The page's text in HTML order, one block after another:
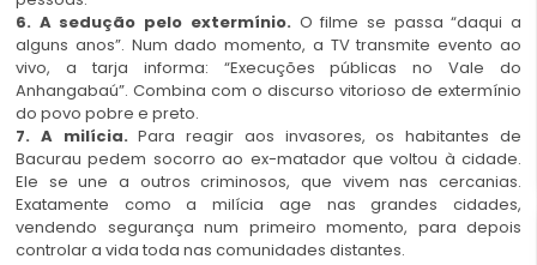
6. A sedução pelo extermínio. O filme se passa “daqui a
alguns anos”. Num dado momento, a TV transmite evento ao
vivo, a tarja informa: “Execuções públicas no Vale do
Anhangabaú”. Combina com o discurso vitorioso de extermínio
do povo pobre e preto.
7. A milícia. Para reagir aos invasores, os habitantes de
Bacurau pedem socorro ao ex-matador que voltou à cidade.
Ele se une a outros criminosos, que vivem nas cercanias.
Exatamente como a milícia age nas grandes cidades,
vendendo segurança num primeiro momento, para depois
controlar a vida toda nas comunidades distantes.